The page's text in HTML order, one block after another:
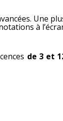
Une
à
de 3 et